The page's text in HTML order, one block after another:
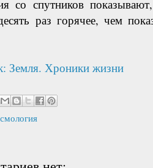
со спутников
раз горячее, чем
Земля. Хроники жизни